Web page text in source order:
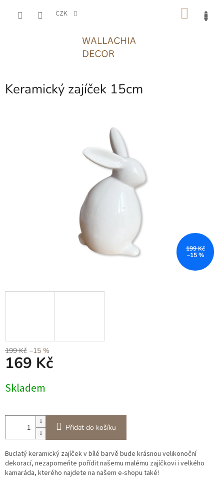
CZK
Keramický zajíček 15cm
199 Kč
–15 %
199 Kč –15 %
169 Kč
cena:
Skladem
Přidat do košíku
Buclatý keramický zajíček v bílé barvě bude krásnou velikonoční
dekorací, nezapomeňte pořídit našemu malému zajíčkovi i velkého
kamaráda, kterého najdete na našem e-shopu také!